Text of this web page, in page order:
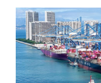
健康 微视齐鲁
多语种频道
English Español